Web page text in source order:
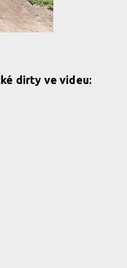
dirty ve videu: